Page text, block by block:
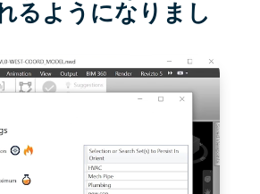
るようになりまし